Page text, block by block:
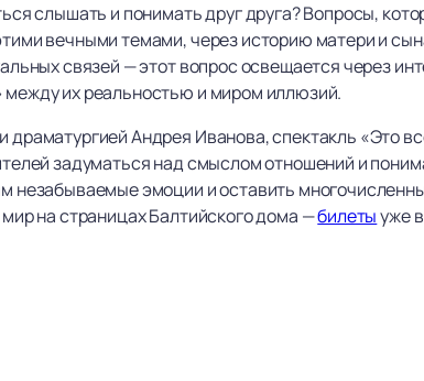
слышать и понимать друг друга? Вопросы,
вечными темами, через историю матери и
связей — этот вопрос освещается через
их реальностью и миром иллюзий.
Андрея Иванова, спектакль «Это
задуматься над смыслом отношений и
незабываемые эмоции и оставить
на страницах Балтийского дома —билетыуже